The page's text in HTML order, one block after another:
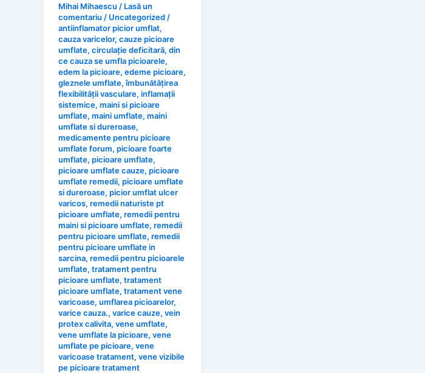
Mihai Mihaescu / Lasă un
comentariu / Uncategorized /
antiinflamator picior umflat,
cauza varicelor, cauze picioare
umflate, circulație deficitară, din
ce cauza se umfla picioarele,
edem la picioare, edeme picioare,
gleznele umflate,îmbunătățirea
flexibilității vasculare, inflamații
sistemice, maini si picioare
umflate, maini umflate, maini
umflate si dureroase,
medicamente pentru picioare
umflate forum, picioare foarte
umflate, picioare umflate,
picioare umflate cauze, picioare
umflate remedii, picioare umflate
si dureroase, picior umflat ulcer
varicos, remedii naturiste pt
picioare umflate, remedii pentru
maini si picioare umflate, remedii
pentru picioare umflate, remedii
pentru picioare umflate in
sarcina, remedii pentru picioarele
umflate, tratament pentru
picioare umflate, tratament
picioare umflate, tratament vene
varicoase, umflarea picioarelor,
varice cauza., varice cauze, vein
protex calivita, vene umflate,
vene umflate la picioare, vene
umflate pe picioare, vene
varicoase tratament, vene vizibile
pe picioare tratament